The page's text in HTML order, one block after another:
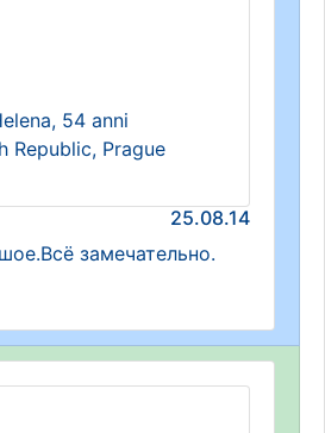
54 anni
Republic, Prague
25.08.14
замечательно.